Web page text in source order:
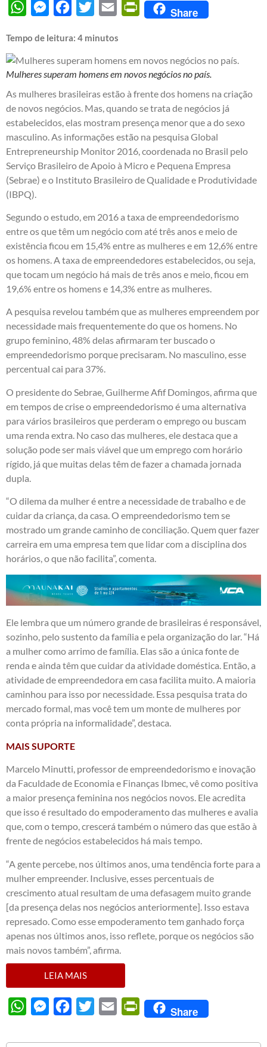
WhatsAppMessengerFacebook
Twitter Email PrintFriendly
Share
Tempo de leitura: 4 minutos
Mulheres superam homens em novos negócios no país.
As mulheres brasileiras estão à frente dos homens na criação
de novos negócios. Mas, quando se trata de negócios já
estabelecidos, elas mostram presença menor que a do sexo
masculino. As informações estão na pesquisa Global
Entrepreneurship Monitor 2016, coordenada no Brasil pelo
Serviço Brasileiro de Apoio à Micro e Pequena Empresa
(Sebrae) e o Instituto Brasileiro de Qualidade e Produtividade
(IBPQ).
Segundo o estudo, em 2016 a taxa de empreendedorismo
entre os que têm um negócio com até três anos e meio de
existência ficou em 15,4% entre as mulheres e em 12,6% entre
os homens. A taxa de empreendedores estabelecidos, ou seja,
que tocam um negócio há mais de três anos e meio, ficou em
19,6% entre os homens e 14,3% entre as mulheres.
A pesquisa revelou também que as mulheres empreendem por
necessidade mais frequentemente do que os homens. No
grupo feminino, 48% delas afirmaram ter buscado o
empreendedorismo porque precisaram. No masculino, esse
percentual cai para 37%.
O presidente do Sebrae, Guilherme Afif Domingos, afirma que
em tempos de crise o empreendedorismo é uma alternativa
para vários brasileiros que perderam o emprego ou buscam
uma renda extra. No caso das mulheres, ele destaca que a
solução pode ser mais viável que um emprego com horário
rígido, já que muitas delas têm de fazer a chamada jornada
dupla.
“O dilema da mulher é entre a necessidade de trabalho e de
cuidar da criança, da casa. O empreendedorismo tem se
mostrado um grande caminho de conciliação. Quem quer fazer
carreira em uma empresa tem que lidar com a disciplina dos
horários, o que não facilita”, comenta.
Ele lembra que um número grande de brasileiras é responsável,
sozinho, pelo sustento da família e pela organização do lar. “Há
a mulher como arrimo de família. Elas são a única fonte de
renda e ainda têm que cuidar da atividade doméstica. Então, a
atividade de empreendedora em casa facilita muito. A maioria
caminhou para isso por necessidade. Essa pesquisa trata do
mercado formal, mas você tem um monte de mulheres por
conta própria na informalidade”, destaca.
MAIS SUPORTE
Marcelo Minutti, professor de empreendedorismo e inovação
da Faculdade de Economia e Finanças Ibmec, vê como positiva
a maior presença feminina nos negócios novos. Ele acredita
que isso é resultado do empoderamento das mulheres e avalia
que, com o tempo, crescerá também o número das que estão à
frente de negócios estabelecidos há mais tempo.
“A gente percebe, nos últimos anos, uma tendência forte para a
mulher empreender. Inclusive, esses percentuais de
crescimento atual resultam de uma defasagem muito grande
[da presença delas nos negócios anteriormente]. Isso estava
represado. Como esse empoderamento tem ganhado força
apenas nos últimos anos, isso reflete, porque os negócios são
mais novos também”, afirma.
LEIA MAIS
WhatsAppMessengerFacebook
Twitter Email PrintFriendly
Share